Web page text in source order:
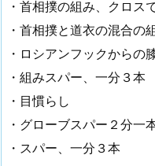
・首相撲の組み、クロス
・首相撲と道衣の混合の
・ロシアンフックからの
・組みスパー、一分３本
・目慣らし
・グローブスパー２分一
・スパー、一分３本